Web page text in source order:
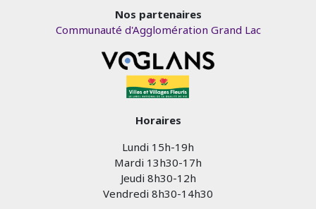
Nos partenaires
Communauté d'Agglomération Grand Lac
Horaires
Lundi 15h-19h
Mardi 13h30-17h
Jeudi 8h30-12h
Vendredi 8h30-14h30